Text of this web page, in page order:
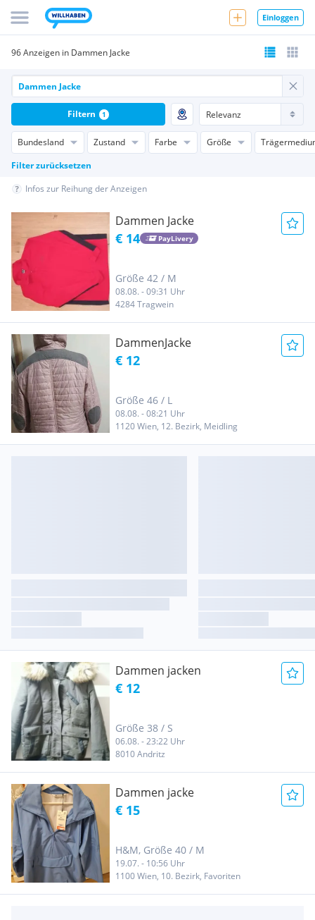
Einloggen
96 Anzeigen in Dammen Jacke
Bundesland Zustand Farbe Größe
Filter zurücksetzen
Filtern 1
Infos zur Reihung der Anzeigen
Dammen Jacke
€ 14 PayLivery
Größe 42 / M
08.08. - 09:31 Uhr
4284 Tragwein
DammenJacke
€ 12
Größe 46 / L
08.08. - 08:21 Uhr
1120 Wien, 12. Bezirk, Meidling
Dammen jacken
€ 12
Größe 38 / S
06.08. - 23:22 Uhr
8010 Andritz
Dammen jacke
€ 15
H&M, Größe 40 / M
19.07. - 10:56 Uhr
1100 Wien, 10. Bezirk, Favoriten